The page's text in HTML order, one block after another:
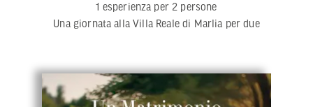
1 esperienza per 2 persone
Una giornata alla Villa Reale di Marlia per due